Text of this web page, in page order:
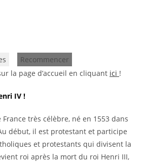
Recommencer
la page d’accueil en cliquant ici !
IV !
très célèbre, né en 1553 dans
début, il est protestant et participe
et protestants qui divisent la
roi après la mort du roi Henri III,